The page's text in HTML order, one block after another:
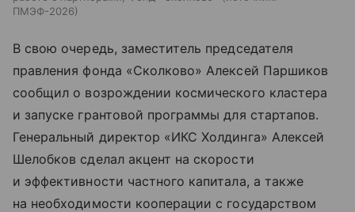
ПМЭФ-2026
В свою очередь, заместитель председателя
правления фонда «Сколково» Алексей Паршиков
сообщил о возрождении космического кластера
и запуске грантовой программы для стартапов.
Генеральный директор «ИКС Холдинга» Алексей
Шелобков сделал акцент на скорости
и эффективности частного капитала, а также
на необходимости кооперации с государством